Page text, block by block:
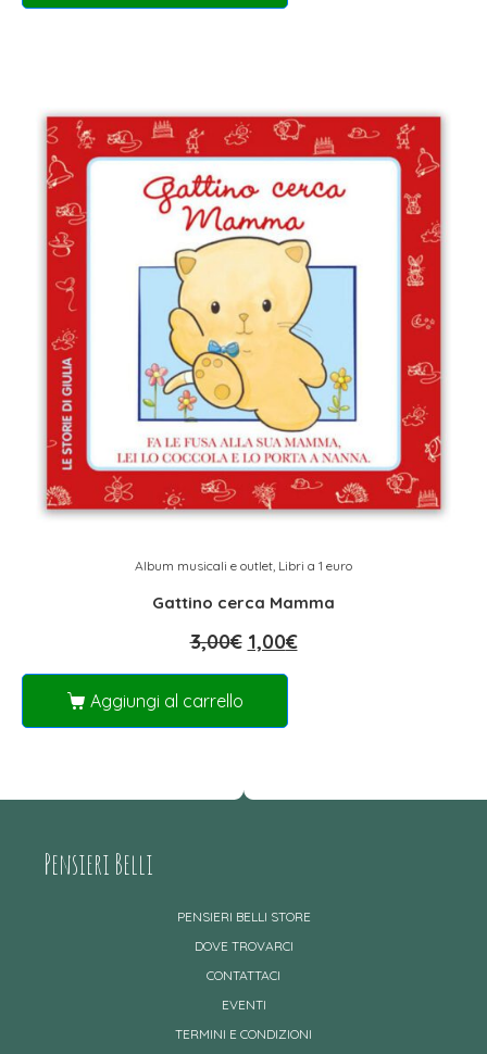
Album musicali e outlet Libri a 1 euro
Gattino cerca Mamma
3,00€ 1,00€
Aggiungi al carrello
Pensieri Belli
PENSIERI BELLI STORE
DOVE TROVARCI
CONTATTACI
EVENTI
TERMINI E CONDIZIONI